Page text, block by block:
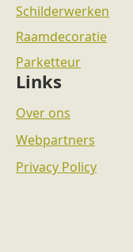
Schilderwerken
Raamdecoratie
Parketteur
Links
Over ons
Webpartners
Privacy Policy